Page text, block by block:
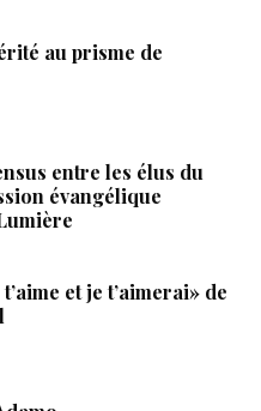
au prisme de
entre les élus du
évangélique
et je t’aimerai» de